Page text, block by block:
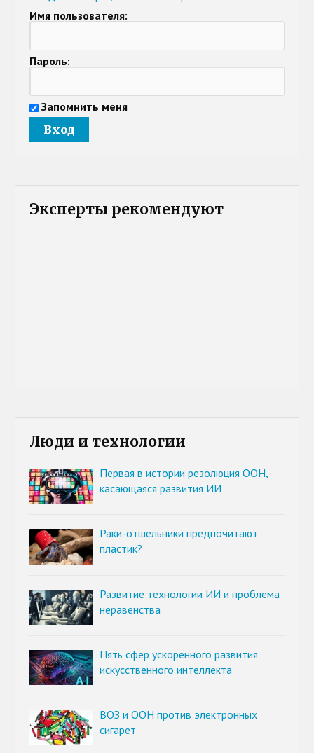
Имя пользователя:
Пароль:
Запомнить меня
Эксперты рекомендуют
Люди и технологии
Первая в истории резолюция ООН,
касающаяся развития ИИ
Раки-отшельники предпочитают
пластик?
Развитие технологии ИИ и проблема
неравенства
Пять сфер ускоренного развития
искусственного интеллекта
ВОЗ и ООН против электронных
сигарет